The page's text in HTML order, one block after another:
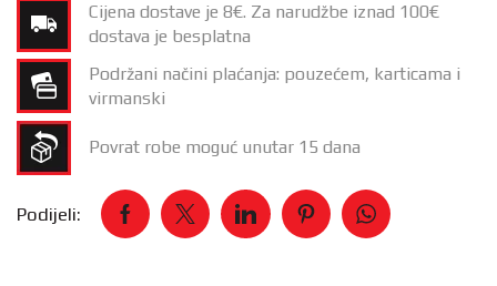
Cijena dostave je 8€. Za narudžbe iznad 100€
dostava je besplatna
Podržani načini plaćanja: pouzećem, karticama i
virmanski
Povrat robe moguć unutar 15 dana
Podijeli: